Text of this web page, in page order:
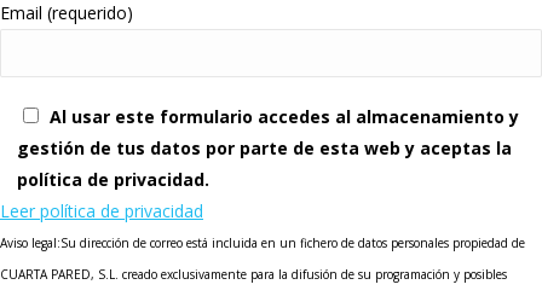
Email (requerido)
Al usar este formulario accedes al almacenamiento y
gestión de tus datos por parte de esta web y aceptas la
política de privacidad.
Leer política de privacidad
Aviso legal:Su dirección de correo está incluida en un fichero de datos personales propiedad de
CUARTA PARED, S.L. creado exclusivamente para la difusión de su programación y posibles